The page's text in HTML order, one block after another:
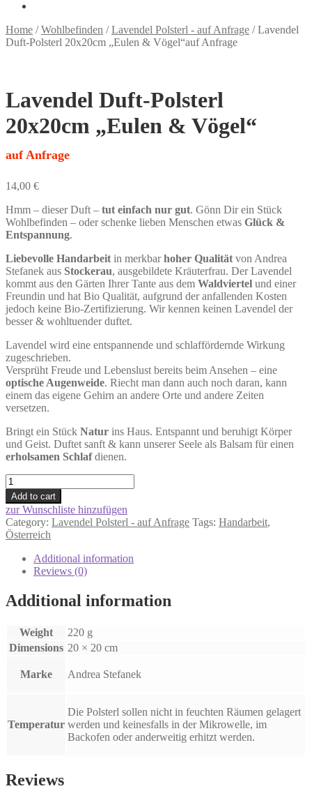
Home /Wohlbefinden /Lavendel Polsterl - auf Anfrage /Lavendel
Duft-Polsterl 20x20cm „Eulen & Vögel“auf Anfrage
Lavendel Duft-Polsterl
20x20cm „Eulen & Vögel“
auf Anfrage
14,00 €
Hmm – dieser Duft – tut einfach nur gut. Gönn Dir ein Stück
Wohlbefinden – oder schenke lieben Menschen etwas Glück &
Entspannung.
Liebevolle Handarbeit in merkbarhoher Qualität von Andrea
Stefanek aus Stockerau, ausgebildete Kräuterfrau. Der Lavendel
kommt aus den Gärten Ihrer Tante aus dem Waldviertel und einer
Freundin und hat Bio Qualität, aufgrund der anfallenden Kosten
jedoch keine Bio-Zertifizierung. Wir kennen keinen Lavendel der
besser & wohltuender duftet.
Lavendel wird eine entspannende und schlaffördernde Wirkung
zugeschrieben.
Versprüht Freude und Lebenslust bereits beim Ansehen – eine
optische Augenweide. Riecht man dann auch noch daran, kann
einem das eigene Gehirn an andere Orte und andere Zeiten
versetzen.
Bringt ein Stück Natur ins Haus. Entspannt und beruhigt Körper
und Geist. Duftet sanft & kann unserer Seele als Balsam für einen
erholsamen Schlafdienen.
Lavendel
Duft-
Polsterl
20x20cm
"Eulen
&
Vögel"auf
Anfrage
quantity
Add to cart
zur Wunschliste hinzufügen
Category: Lavendel Polsterl - auf Anfrage Tags: Handarbeit,
Österreich
Additional information
Reviews (0)
Additional information
Weight
220 g
Dimensions 20 × 20 cm
Marke Andrea Stefanek
Temperatur
Die Polsterl sollen nicht in feuchten Räumen gelagert
werden und keinesfalls in der Mikrowelle, im
Backofen oder anderweitig erhitzt werden.
Reviews